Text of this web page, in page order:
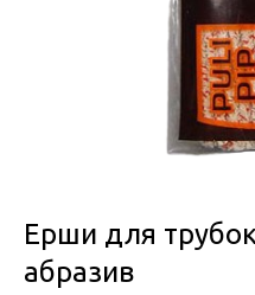
Ерши для
абразив